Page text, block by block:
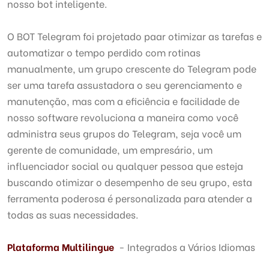
nosso bot inteligente.
O BOT Telegram foi projetado paar otimizar as tarefas e
automatizar o tempo perdido com rotinas
manualmente, um grupo crescente do Telegram pode
ser uma tarefa assustadora o seu gerenciamento e
manutenção, mas com a eficiência e facilidade de
nosso software revoluciona a maneira como você
administra seus grupos do Telegram, seja você um
gerente de comunidade, um empresário, um
influenciador social ou qualquer pessoa que esteja
buscando otimizar o desempenho de seu grupo, esta
ferramenta poderosa é personalizada para atender a
todas as suas necessidades.
Plataforma Multilingue - Integrados a Vários Idiomas